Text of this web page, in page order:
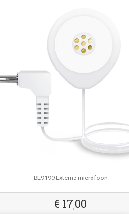
BE9199 Externe microfoon
€ 17,00